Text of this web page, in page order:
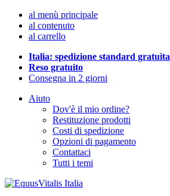
al menù principale
al contenuto
al carrello
Italia: spedizione standard gratuita
Reso gratuito
Consegna in 2 giorni
Aiuto
Dov'è il mio ordine?
Restituzione prodotti
Costi di spedizione
Opzioni di pagamento
Contattaci
Tutti i temi